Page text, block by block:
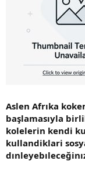
Aslen Afrıka
başlamasıyla
kolelerin kendi
kullandiklari